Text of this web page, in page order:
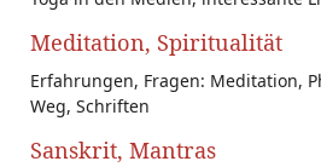
Meditation, Spiritualität
Erfahrungen, Fragen: Meditation,
Weg, Schriften
Sanskrit, Mantras